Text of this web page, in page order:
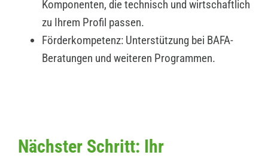
Komponenten, die technisch und wirtschaftlich
zu Ihrem Profil passen.
Förderkompetenz: Unterstützung bei BAFA-
Beratungen und weiteren Programmen.
Nächster Schritt: Ihr